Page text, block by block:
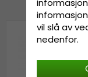
vil slå av
nedenfor.